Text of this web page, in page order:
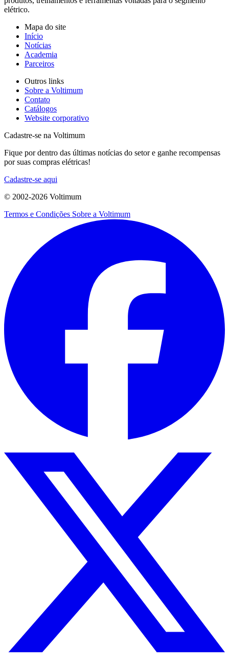
elétrico.
Mapa do site
Início
Notícias
Academia
Parceiros
Outros links
Sobre a Voltimum
Contato
Catálogos
Website corporativo
Cadastre-se na Voltimum
Fique por dentro das últimas notícias do setor e ganhe recompensas
por suas compras elétricas!
Cadastre-se aqui
© 2002-2026 Voltimum
Termos e Condições Sobre a Voltimum